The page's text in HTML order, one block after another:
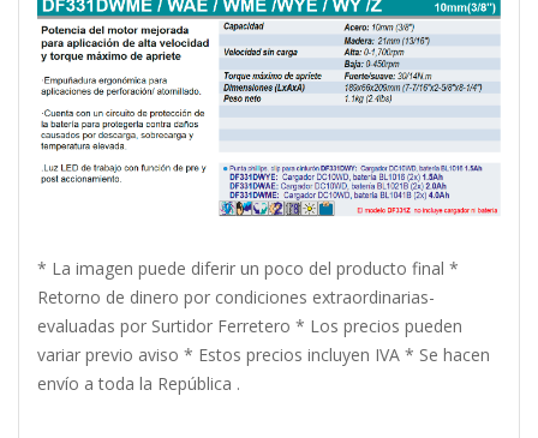
* La imagen puede diferir un poco del producto final *
Retorno de dinero por condiciones extraordinarias-
evaluadas por Surtidor Ferretero * Los precios pueden
variar previo aviso * Estos precios incluyen IVA * Se hacen
envío a toda la República .